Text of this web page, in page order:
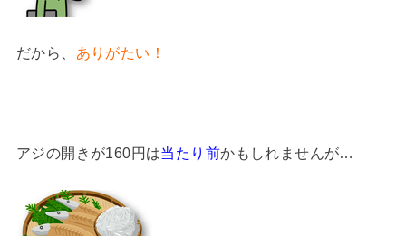
だから、 ありがたい！
アジの開きが160円は当たり前かもしれませんが…